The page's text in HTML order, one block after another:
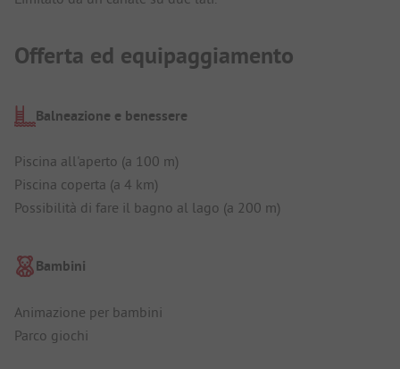
Offerta ed equipaggiamento
Balneazione e benessere
Piscina all'aperto (a 100 m)
Piscina coperta (a 4 km)
Possibilità di fare il bagno al lago (a 200 m)
Bambini
Animazione per bambini
Parco giochi